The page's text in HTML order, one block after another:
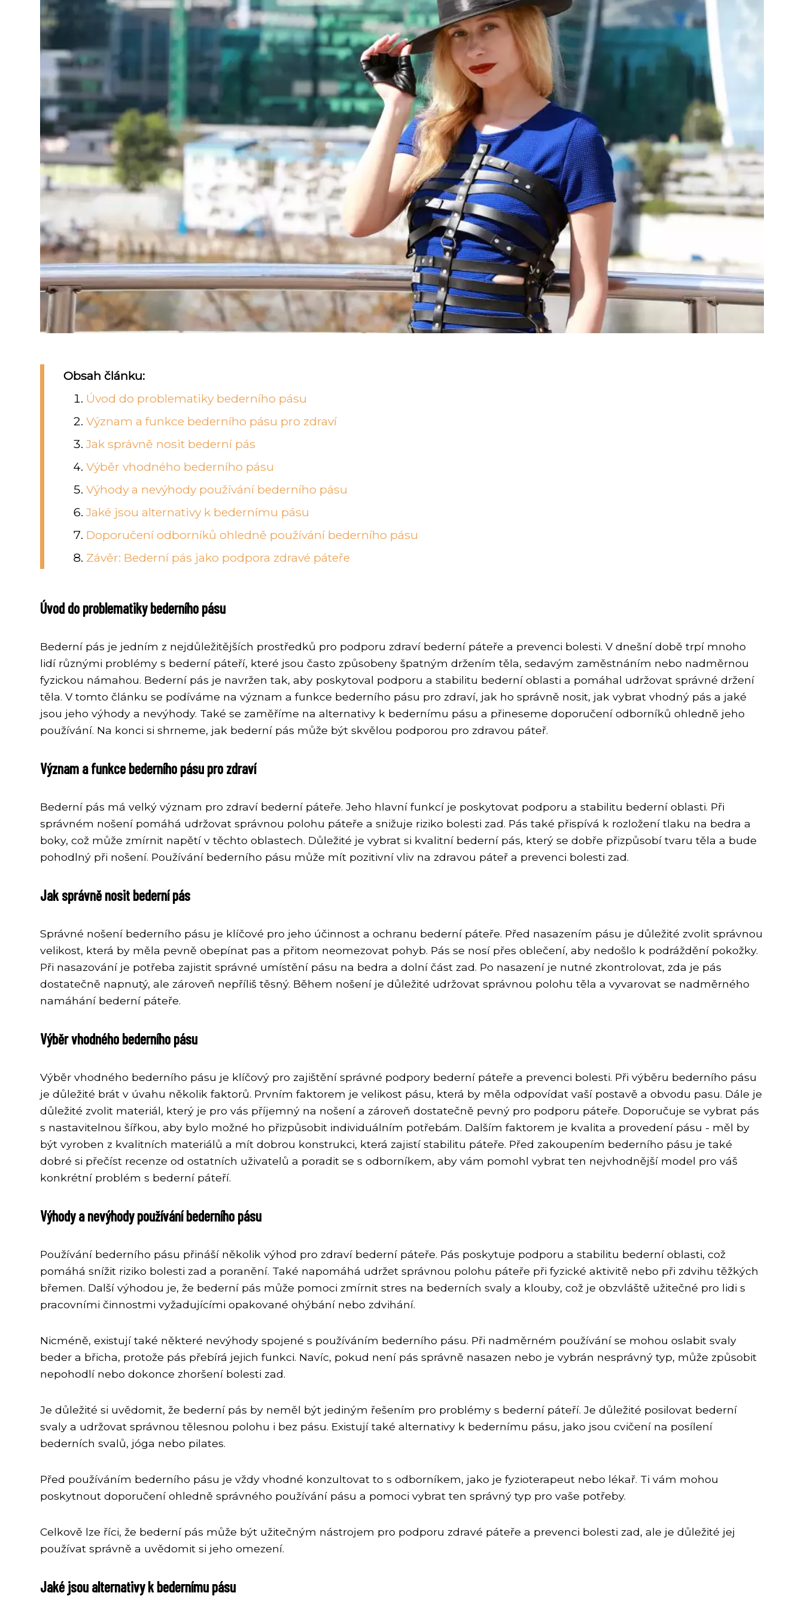
Obsah článku:
Úvod do problematiky bederního pásu
Význam a funkce bederního pásu pro zdraví
Jak správně nosit bederní pás
Výběr vhodného bederního pásu
Výhody a nevýhody používání bederního pásu
Jaké jsou alternativy k bedernímu pásu
Doporučení odborníků ohledně používání bederního pásu
Závěr: Bederní pás jako podpora zdravé páteře
Úvod do problematiky bederního pásu
Bederní pás je jedním z nejdůležitějších prostředků pro podporu zdraví bederní páteře a prevenci bolesti. V dnešní době trpí mnoho
lidí různými problémy s bederní páteří, které jsou často způsobeny špatným držením těla, sedavým zaměstnáním nebo nadměrnou
fyzickou námahou. Bederní pás je navržen tak, aby poskytoval podporu a stabilitu bederní oblasti a pomáhal udržovat správné držení
těla. V tomto článku se podíváme na význam a funkce bederního pásu pro zdraví, jak ho správně nosit, jak vybrat vhodný pás a jaké
jsou jeho výhody a nevýhody. Také se zaměříme na alternativy k bedernímu pásu a přineseme doporučení odborníků ohledně jeho
používání. Na konci si shrneme, jak bederní pás může být skvělou podporou pro zdravou páteř.
Význam a funkce bederního pásu pro zdraví
Bederní pás má velký význam pro zdraví bederní páteře. Jeho hlavní funkcí je poskytovat podporu a stabilitu bederní oblasti. Při
správném nošení pomáhá udržovat správnou polohu páteře a snižuje riziko bolesti zad. Pás také přispívá k rozložení tlaku na bedra a
boky, což může zmírnit napětí v těchto oblastech. Důležité je vybrat si kvalitní bederní pás, který se dobře přizpůsobí tvaru těla a bude
pohodlný při nošení. Používání bederního pásu může mít pozitivní vliv na zdravou páteř a prevenci bolesti zad.
Jak správně nosit bederní pás
Správné nošení bederního pásu je klíčové pro jeho účinnost a ochranu bederní páteře. Před nasazením pásu je důležité zvolit správnou
velikost, která by měla pevně obepínat pas a přitom neomezovat pohyb. Pás se nosí přes oblečení, aby nedošlo k podráždění pokožky.
Při nasazování je potřeba zajistit správné umístění pásu na bedra a dolní část zad. Po nasazení je nutné zkontrolovat, zda je pás
dostatečně napnutý, ale zároveň nepříliš těsný. Během nošení je důležité udržovat správnou polohu těla a vyvarovat se nadměrného
namáhání bederní páteře.
Výběr vhodného bederního pásu
Výběr vhodného bederního pásu je klíčový pro zajištění správné podpory bederní páteře a prevenci bolesti. Při výběru bederního pásu
je důležité brát v úvahu několik faktorů. Prvním faktorem je velikost pásu, která by měla odpovídat vaší postavě a obvodu pasu. Dále je
důležité zvolit materiál, který je pro vás příjemný na nošení a zároveň dostatečně pevný pro podporu páteře. Doporučuje se vybrat pás
s nastavitelnou šířkou, aby bylo možné ho přizpůsobit individuálním potřebám. Dalším faktorem je kvalita a provedení pásu - měl by
být vyroben z kvalitních materiálů a mít dobrou konstrukci, která zajistí stabilitu páteře. Před zakoupením bederního pásu je také
dobré si přečíst recenze od ostatních uživatelů a poradit se s odborníkem, aby vám pomohl vybrat ten nejvhodnější model pro váš
konkrétní problém s bederní páteří.
Výhody a nevýhody používání bederního pásu
Používání bederního pásu přináší několik výhod pro zdraví bederní páteře. Pás poskytuje podporu a stabilitu bederní oblasti, což
pomáhá snížit riziko bolesti zad a poranění. Také napomáhá udržet správnou polohu páteře při fyzické aktivitě nebo při zdvihu těžkých
břemen. Další výhodou je, že bederní pás může pomoci zmírnit stres na bederních svaly a klouby, což je obzvláště užitečné pro lidi s
pracovními činnostmi vyžadujícími opakované ohýbání nebo zdvihání.
Nicméně, existují také některé nevýhody spojené s používáním bederního pásu. Při nadměrném používání se mohou oslabit svaly
beder a břicha, protože pás přebírá jejich funkci. Navíc, pokud není pás správně nasazen nebo je vybrán nesprávný typ, může způsobit
nepohodlí nebo dokonce zhoršení bolesti zad.
Je důležité si uvědomit, že bederní pás by neměl být jediným řešením pro problémy s bederní páteří. Je důležité posilovat bederní
svaly a udržovat správnou tělesnou polohu i bez pásu. Existují také alternativy k bedernímu pásu, jako jsou cvičení na posílení
bederních svalů, jóga nebo pilates.
Před používáním bederního pásu je vždy vhodné konzultovat to s odborníkem, jako je fyzioterapeut nebo lékař. Ti vám mohou
poskytnout doporučení ohledně správného používání pásu a pomoci vybrat ten správný typ pro vaše potřeby.
Celkově lze říci, že bederní pás může být užitečným nástrojem pro podporu zdravé páteře a prevenci bolesti zad, ale je důležité jej
používat správně a uvědomit si jeho omezení.
Jaké jsou alternativy k bedernímu pásu